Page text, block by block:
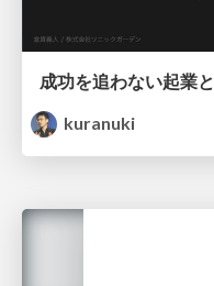
kuranuki